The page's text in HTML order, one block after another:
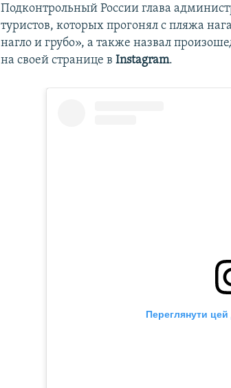
Подконтрольный России глава
туристов, которых прогонял с пляжа
нагло и грубо», а также назвал
на своей странице вInstagram.